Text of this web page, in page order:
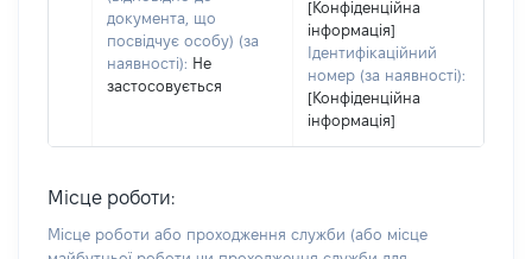
документа, що
посвідчує особу) (за
наявності): Не
застосовується
[Конфіденційна
інформація]
Ідентифікаційний
номер (за наявності):
[Конфіденційна
інформація]
Місце роботи:
Місце роботи або проходження служби (або місце